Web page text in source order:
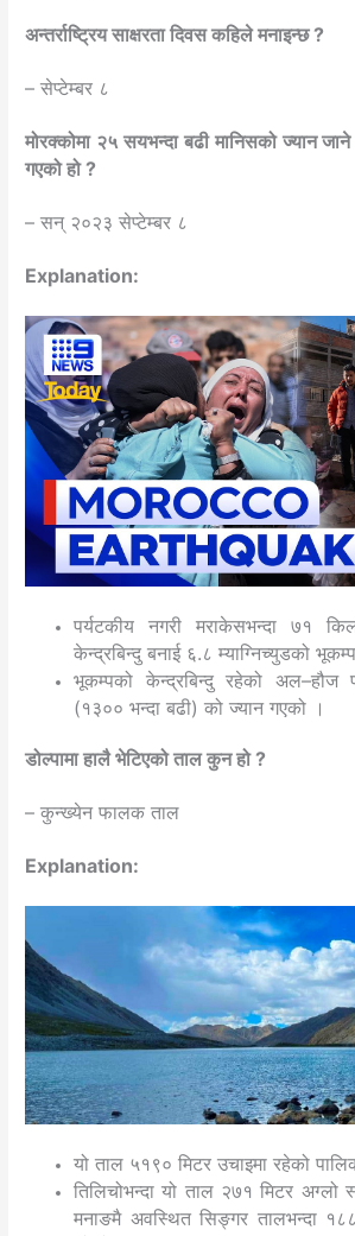
अन्तर्राष्ट्रिय साक्षरता दिवस कहिले मनाइन्छ ?
– सेप्टेम्बर ८
मोरक्कोमा २५ सयभन्दा बढी मानिसको ज्यान
गएको हो ?
– सन् २०२३ सेप्टेम्बर ८
Explanation:
पर्यटकीय नगरी मराकेसभन्दा ७१
केन्द्रबिन्दु बनाई ६.८ म्याग्निच्युडको
भूकम्पको केन्द्रबिन्दु रहेको अल–हौज
(१३०० भन्दा बढी) को ज्यान गएको ।
डोल्पामा हालै भेटिएको ताल कुन हो ?
– कुन्ख्येन फालक ताल
Explanation:
यो ताल ५१९० मिटर उचाइमा रहेको
तिलिचोभन्दा यो ताल २७१ मिटर अग्लो
मनाङमै अवस्थित सिङ्गर तालभन्दा